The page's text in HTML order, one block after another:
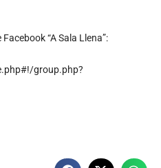
“A Sala Llena”:
group.php?